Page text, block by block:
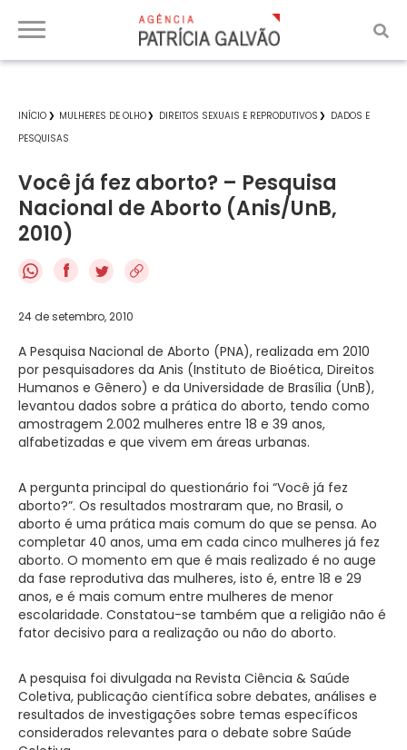
INÍCIO MULHERES DE OLHO DIREITOS SEXUAIS E REPRODUTIVOS
DADOS E
PESQUISAS
Você já fez aborto? – Pesquisa
Nacional de Aborto (Anis/UnB,
2010)
f
24 de setembro, 2010
A Pesquisa Nacional de Aborto (PNA), realizada em 2010
por pesquisadores da Anis (Instituto de Bioética, Direitos
Humanos e Gênero) e da Universidade de Brasília (UnB),
levantou dados sobre a prática do aborto, tendo como
amostragem 2.002 mulheres entre 18 e 39 anos,
alfabetizadas e que vivem em áreas urbanas.
A pergunta principal do questionário foi “Você já fez
aborto?”. Os resultados mostraram que, no Brasil, o
aborto é uma prática mais comum do que se pensa. Ao
completar 40 anos, uma em cada cinco mulheres já fez
aborto. O momento em que é mais realizado é no auge
da fase reprodutiva das mulheres, isto é, entre 18 e 29
anos, e é mais comum entre mulheres de menor
escolaridade. Constatou-se também que a religião não é
fator decisivo para a realização ou não do aborto.
A pesquisa foi divulgada na Revista Ciência & Saúde
Coletiva, publicação científica sobre debates, análises e
resultados de investigações sobre temas específicos
considerados relevantes para o debate sobre Saúde